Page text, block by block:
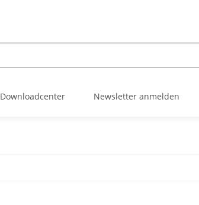
Downloadcenter Newsletter anmelden